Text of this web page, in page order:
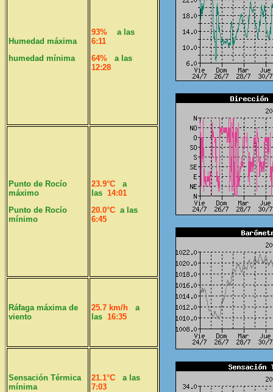
Humedad máxima
humedad mínima
93%
a las
6:11
64%
a las
12:28
Punto de Rocío
máximo
Punto de Rocío
mínimo
23.9°C a
las 14:01
20.0°C a las
6:45
Ráfaga máxima de
viento
25.7 km/h a
las 16:35
Sensación Térmica
mínima
21.1°C a las
7:03